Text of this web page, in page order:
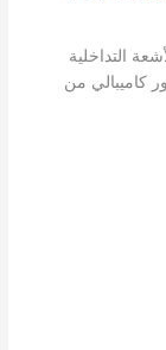
التداخلية
كاميبالي من